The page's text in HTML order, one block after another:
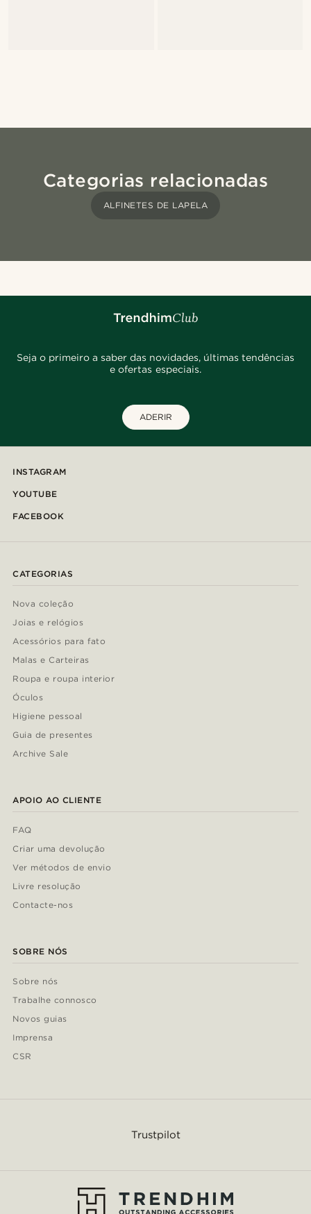
Categorias relacionadas
ALFINETES DE LAPELA
Seja o primeiro a saber das novidades, últimas tendências
e ofertas especiais.
ADERIR
INSTAGRAM
YOUTUBE
FACEBOOK
CATEGORIAS
Nova coleção
Joias e relógios
Acessórios para fato
Malas e Carteiras
Roupa e roupa interior
Óculos
Higiene pessoal
Guia de presentes
Archive Sale
APOIO AO CLIENTE
FAQ
Criar uma devolução
Ver métodos de envio
Livre resolução
Contacte-nos
SOBRE NÓS
Sobre nós
Trabalhe connosco
Novos guias
Imprensa
CSR
Trustpilot